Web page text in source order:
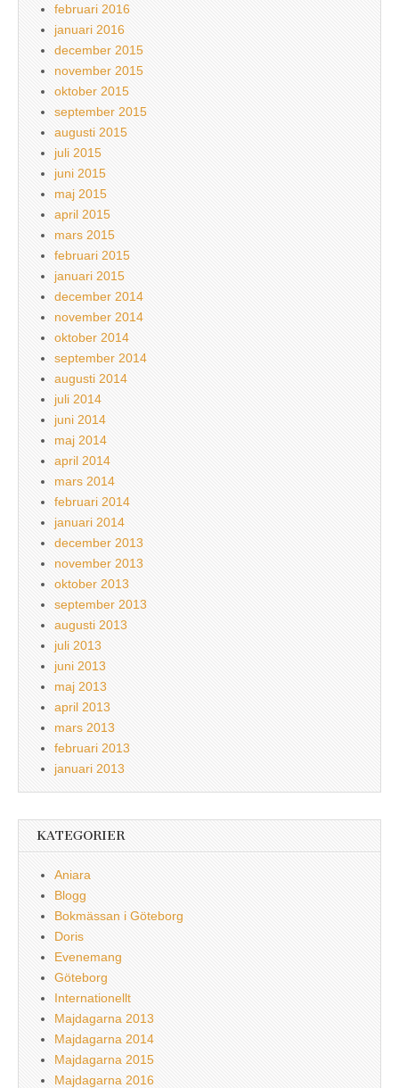
februari 2016
januari 2016
december 2015
november 2015
oktober 2015
september 2015
augusti 2015
juli 2015
juni 2015
maj 2015
april 2015
mars 2015
februari 2015
januari 2015
december 2014
november 2014
oktober 2014
september 2014
augusti 2014
juli 2014
juni 2014
maj 2014
april 2014
mars 2014
februari 2014
januari 2014
december 2013
november 2013
oktober 2013
september 2013
augusti 2013
juli 2013
juni 2013
maj 2013
april 2013
mars 2013
februari 2013
januari 2013
KATEGORIER
Aniara
Blogg
Bokmässan i Göteborg
Doris
Evenemang
Göteborg
Internationellt
Majdagarna 2013
Majdagarna 2014
Majdagarna 2015
Majdagarna 2016